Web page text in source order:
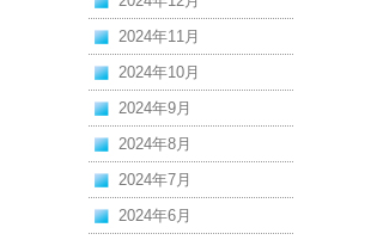
2024年11月
2024年10月
2024年9月
2024年8月
2024年7月
2024年6月